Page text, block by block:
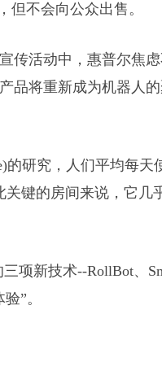
但不会向公众出售。
传活动中，惠普尔焦
品将重新成为机器人
的研究，人们平均每
键的房间来说，它几
项新技术--RollBot、
”。